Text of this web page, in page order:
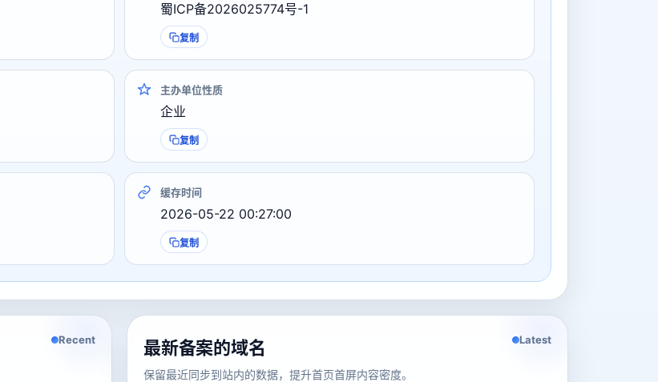
蜀ICP备2026025774号-1
复制
主办单位性质
企业
复制
缓存时间
2026-05-22 00:27:00
复制
Recent 最新备案的域名
保留最近同步到站内的数据，提升首页首屏内容密度。
Latest